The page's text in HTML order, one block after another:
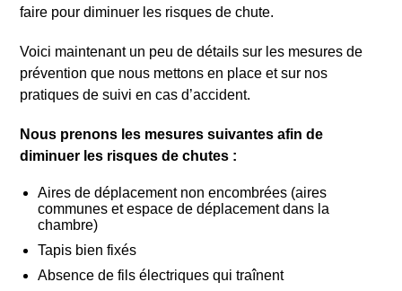
faire pour diminuer les risques de chute.
Voici maintenant un peu de détails sur les mesures de
prévention que nous mettons en place et sur nos
pratiques de suivi en cas d’accident.
Nous prenons les mesures suivantes afin de
diminuer les risques de chutes :
Aires de déplacement non encombrées (aires
communes et espace de déplacement dans la
chambre)
Tapis bien fixés
Absence de fils électriques qui traînent